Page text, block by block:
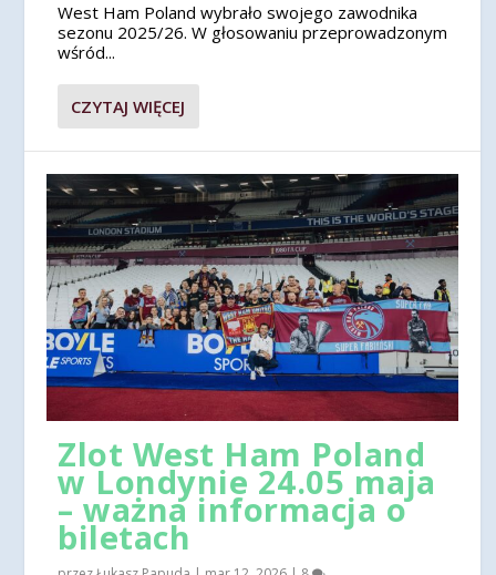
West Ham Poland wybrało swojego zawodnika
sezonu 2025/26. W głosowaniu przeprowadzonym
wśród...
CZYTAJ WIĘCEJ
Zlot West Ham Poland
w Londynie 24.05 maja
– ważna informacja o
biletach